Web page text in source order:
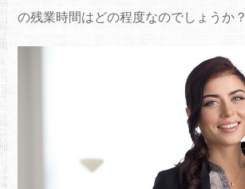
の残業時間はどの程度なのでしょうか？